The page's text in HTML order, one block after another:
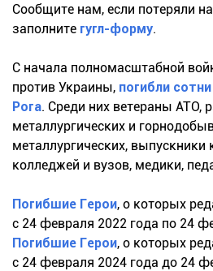
Сообщите нам, если потеряли
заполните гугл-форму.
С начала полномасштабной
против Украины, погибли
Рога. Среди них ветераны АТО,
металлургических и
металлургических,
колледжей и вузов, медики,
Погибшие Герои, о которых
с 24 февраля 2022 года по 24
Погибшие Герои, о которых
с 24 февраля 2024 года до 24